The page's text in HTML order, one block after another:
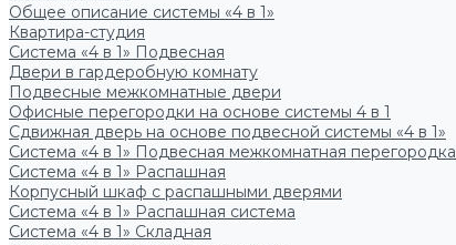
Общее описание системы «4 в 1»
Квартира-студия
Система «4 в 1» Подвесная
Двери в гардеробную комнату
Подвесные межкомнатные двери
Офисные перегородки на основе системы 4 в 1
Сдвижная дверь на основе подвесной системы «4 в 1»
Система «4 в 1» Подвесная межкомнатная перегородка
Система «4 в 1» Распашная
Корпусный шкаф с распашными дверями
Система «4 в 1» Распашная система
Система «4 в 1» Складная